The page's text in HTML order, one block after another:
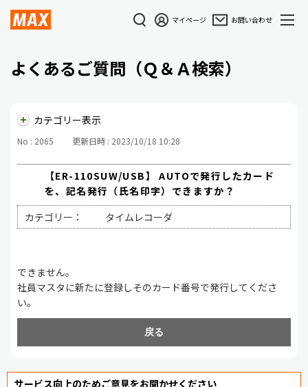
マイページ お問い合わせ
よくあるご質問（Ｑ＆Ａ検索）
カテゴリー表示
No : 2065 更新日時 : 2023/10/18 10:28
【ER-110SUW/USB】 AUTOで発行したカード
を、記名発行（氏名印字）できますか？
カテゴリー：
タイムレコーダ
できません。
社員マスタに新たに登録しそのカード番号で発行してくださ
い。
戻る
サービス向上のためご意見をお聞かせください